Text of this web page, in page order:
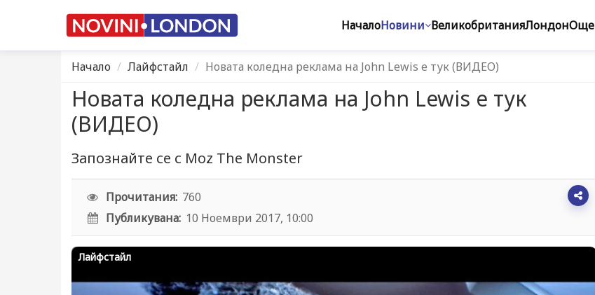
НачалоНовини ВеликобританияЛондонОще
Начало Лайфстайл Новата коледна реклама на John Lewis e тук (ВИДЕО)
Новата коледна реклама на John Lewis e тук
(ВИДЕО)
Запознайте се с Moz The Monster
Прочитания: 760
Публикувана: 10 Ноември 2017, 10:00
Лайфстайл